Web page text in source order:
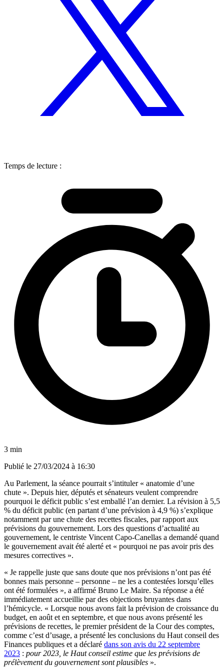
Temps de lecture :
3 min
Publié le 27/03/2024 à 16:30
Au Parlement, la séance pourrait s’intituler « anatomie d’une
chute ». Depuis hier, députés et sénateurs veulent comprendre
pourquoi le déficit public s’est emballé l’an dernier. La révision à 5,5
% du déficit public (en partant d’une prévision à 4,9 %) s’explique
notamment par une chute des recettes fiscales, par rapport aux
prévisions du gouvernement. Lors des questions d’actualité au
gouvernement, le centriste Vincent Capo-Canellas a demandé quand
le gouvernement avait été alerté et « pourquoi ne pas avoir pris des
mesures correctives ».
« Je rappelle juste que sans doute que nos prévisions n’ont pas été
bonnes mais personne – personne – ne les a contestées lorsqu’elles
ont été formulées », a affirmé Bruno Le Maire. Sa réponse a été
immédiatement accueillie par des objections bruyantes dans
l’hémicycle. « Lorsque nous avons fait la prévision de croissance du
budget, en août et en septembre, et que nous avons présenté les
prévisions de recettes, le premier président de la Cour des comptes,
comme c’est d’usage, a présenté les conclusions du Haut conseil des
Finances publiques et a déclaré dans son avis du 22 septembre
2023 : pour 2023, le Haut conseil estime que les prévisions de
prélèvement du gouvernement sont plausibles ».